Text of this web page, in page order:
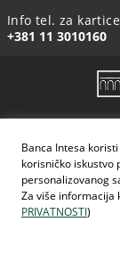
Banca Intesa
korisničko iskustvo
personalizovanog
Za više informacija
PRIVATNOSTI)
Info tel. za kartice
+381 11 3010160